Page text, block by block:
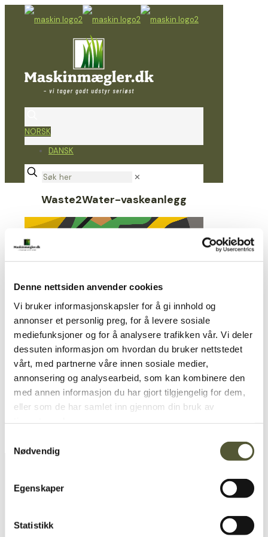
Denne nettsiden anvender cookies
Vi bruker informasjonskapsler for å gi innhold og
annonser et personlig preg, for å levere sosiale
mediefunksjoner og for å analysere trafikken vår. Vi deler
dessuten informasjon om hvordan du bruker nettstedet
vårt, med partnerne våre innen sosiale medier,
annonsering og analysearbeid, som kan kombinere den
med annen informasjon du har gjort tilgjengelig for dem,
eller som de har samlet inn gjennom din bruk av
Nødvendig
Egenskaper
Statistikk
NORSK
DANSK
✕
Waste2Water-vaskeanlegg
Fremtiden er bærekraftige og
miljøvennlige lukkede vaskesystemer
med gjenbrukbart vaskevann.
Waste2Water bruker mikroorganismer for
å rense vannet slik at det kan brukes igjen
og igjen.
FIRMAOPLYSNINGER